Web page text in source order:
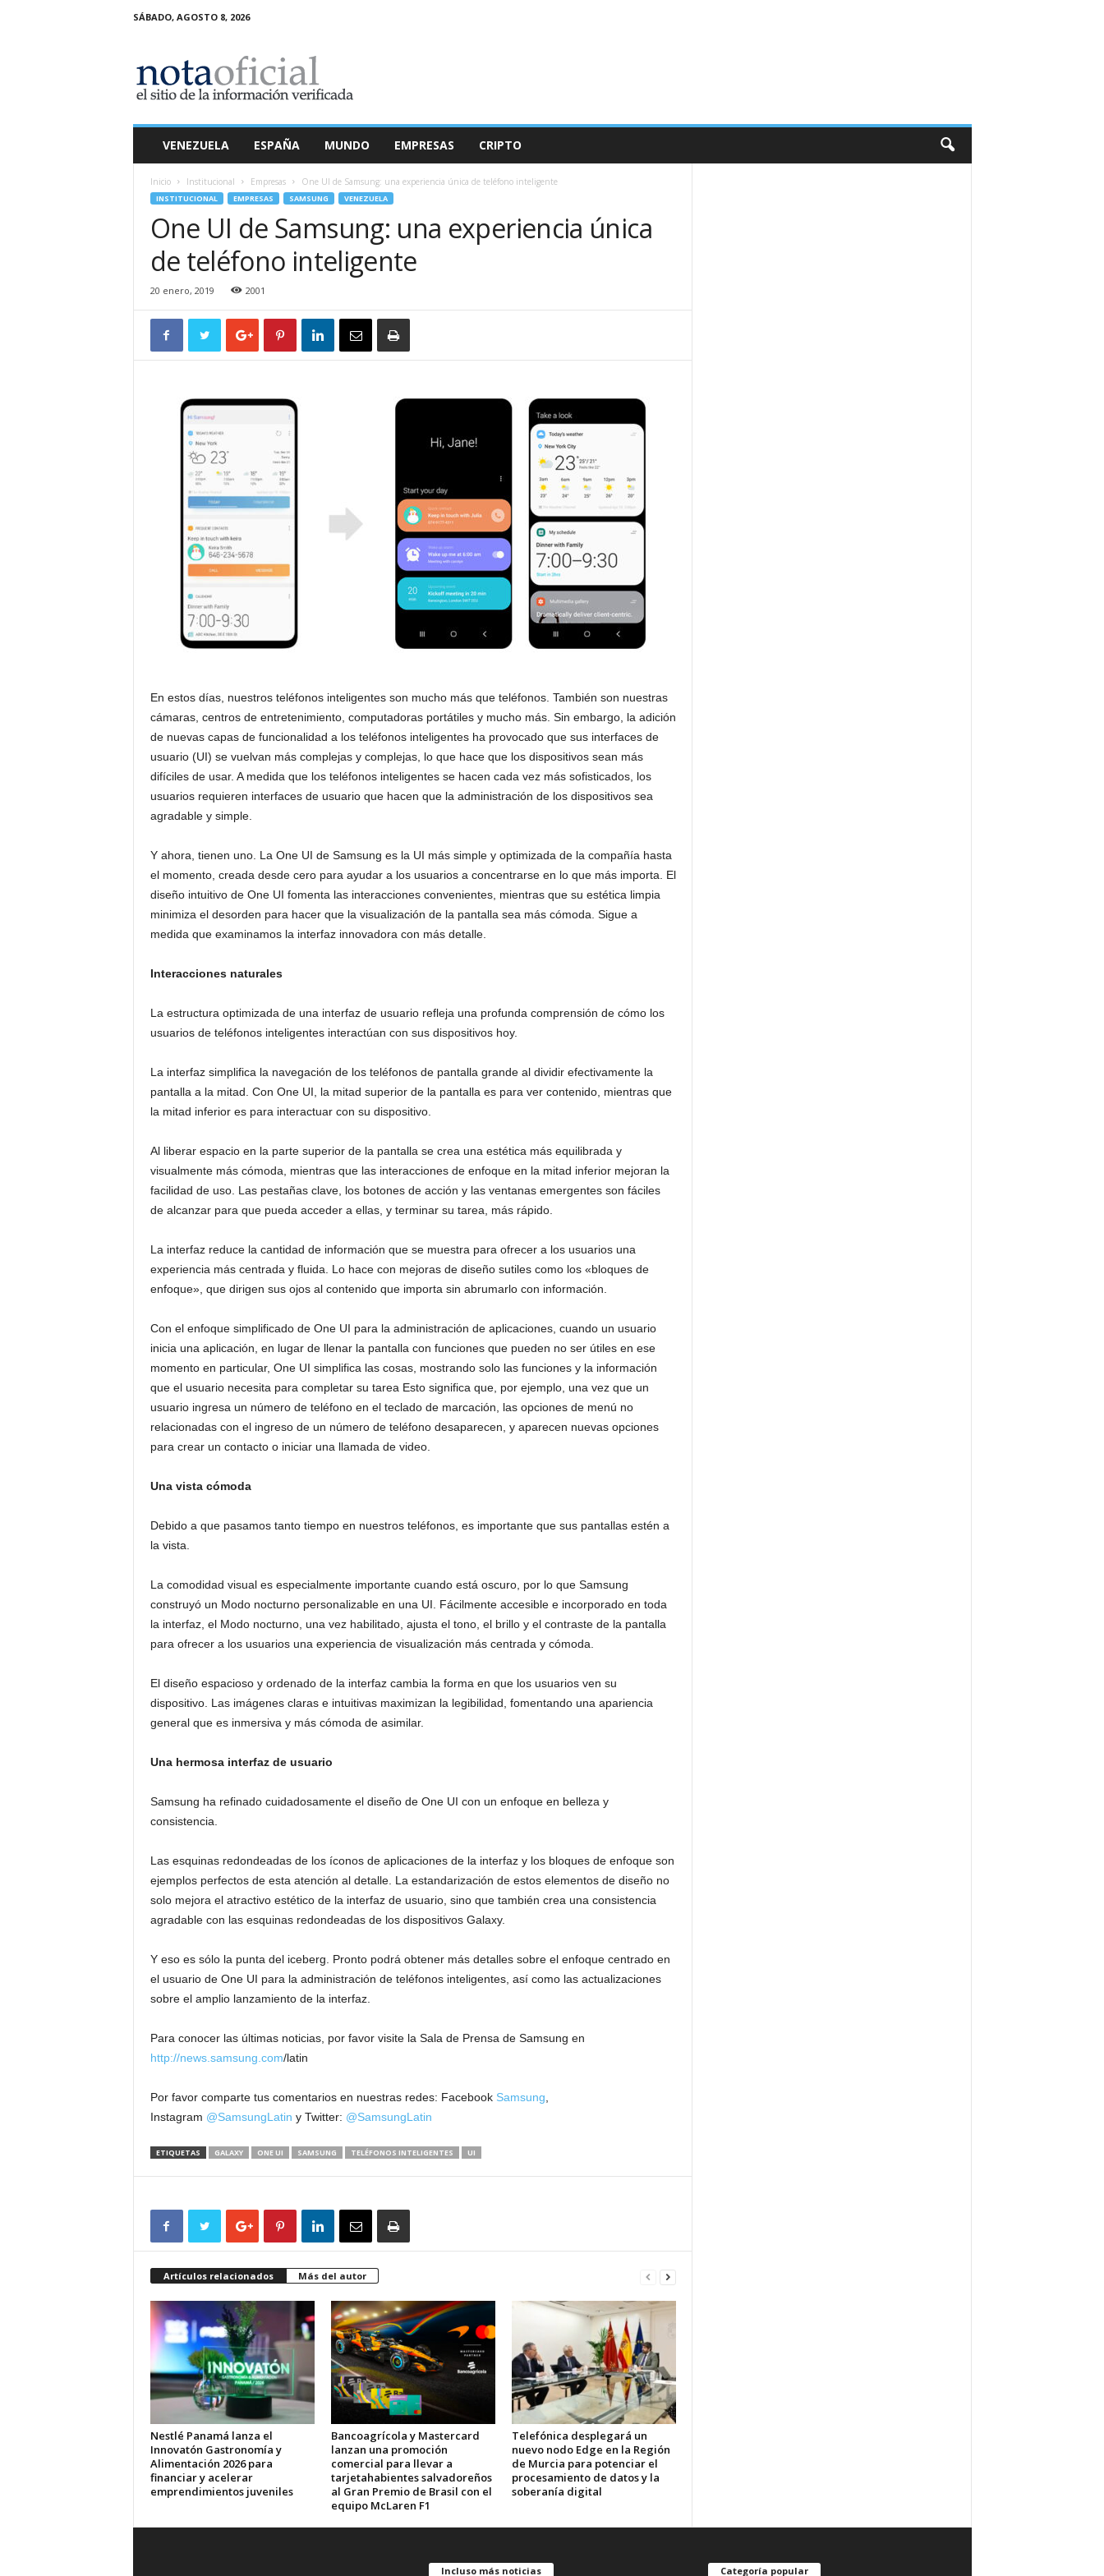
SÁBADO, AGOSTO 8, 2026
a
O
VENEZUELA ESPAÑA MUNDO EMPRESAS CRIPTO
Inicio Institucional Empresas One UI de Samsung: una experiencia única de teléfono inteligente
INSTITUCIONAL EMPRESAS SAMSUNG VENEZUELA
One UI de Samsung: una experiencia única
de teléfono inteligente
20 enero, 2019 2001
En estos días, nuestros teléfonos inteligentes son mucho más que teléfonos. También son nuestras
cámaras, centros de entretenimiento, computadoras portátiles y mucho más. Sin embargo, la adición
de nuevas capas de funcionalidad a los teléfonos inteligentes ha provocado que sus interfaces de
usuario (UI) se vuelvan más complejas y complejas, lo que hace que los dispositivos sean más
difíciles de usar. A medida que los teléfonos inteligentes se hacen cada vez más sofisticados, los
usuarios requieren interfaces de usuario que hacen que la administración de los dispositivos sea
agradable y simple.
Y ahora, tienen uno. La One UI de Samsung es la UI más simple y optimizada de la compañía hasta
el momento, creada desde cero para ayudar a los usuarios a concentrarse en lo que más importa. El
diseño intuitivo de One UI fomenta las interacciones convenientes, mientras que su estética limpia
minimiza el desorden para hacer que la visualización de la pantalla sea más cómoda. Sigue a
medida que examinamos la interfaz innovadora con más detalle.
Interacciones naturales
La estructura optimizada de una interfaz de usuario refleja una profunda comprensión de cómo los
usuarios de teléfonos inteligentes interactúan con sus dispositivos hoy.
La interfaz simplifica la navegación de los teléfonos de pantalla grande al dividir efectivamente la
pantalla a la mitad. Con One UI, la mitad superior de la pantalla es para ver contenido, mientras que
la mitad inferior es para interactuar con su dispositivo.
Al liberar espacio en la parte superior de la pantalla se crea una estética más equilibrada y
visualmente más cómoda, mientras que las interacciones de enfoque en la mitad inferior mejoran la
facilidad de uso. Las pestañas clave, los botones de acción y las ventanas emergentes son fáciles
de alcanzar para que pueda acceder a ellas, y terminar su tarea, más rápido.
La interfaz reduce la cantidad de información que se muestra para ofrecer a los usuarios una
experiencia más centrada y fluida. Lo hace con mejoras de diseño sutiles como los «bloques de
enfoque», que dirigen sus ojos al contenido que importa sin abrumarlo con información.
Con el enfoque simplificado de One UI para la administración de aplicaciones, cuando un usuario
inicia una aplicación, en lugar de llenar la pantalla con funciones que pueden no ser útiles en ese
momento en particular, One UI simplifica las cosas, mostrando solo las funciones y la información
que el usuario necesita para completar su tarea Esto significa que, por ejemplo, una vez que un
usuario ingresa un número de teléfono en el teclado de marcación, las opciones de menú no
relacionadas con el ingreso de un número de teléfono desaparecen, y aparecen nuevas opciones
para crear un contacto o iniciar una llamada de video.
Una vista cómoda
Debido a que pasamos tanto tiempo en nuestros teléfonos, es importante que sus pantallas estén a
la vista.
La comodidad visual es especialmente importante cuando está oscuro, por lo que Samsung
construyó un Modo nocturno personalizable en una UI. Fácilmente accesible e incorporado en toda
la interfaz, el Modo nocturno, una vez habilitado, ajusta el tono, el brillo y el contraste de la pantalla
para ofrecer a los usuarios una experiencia de visualización más centrada y cómoda.
El diseño espacioso y ordenado de la interfaz cambia la forma en que los usuarios ven su
dispositivo. Las imágenes claras e intuitivas maximizan la legibilidad, fomentando una apariencia
general que es inmersiva y más cómoda de asimilar.
Una hermosa interfaz de usuario
Samsung ha refinado cuidadosamente el diseño de One UI con un enfoque en belleza y
consistencia.
Las esquinas redondeadas de los íconos de aplicaciones de la interfaz y los bloques de enfoque son
ejemplos perfectos de esta atención al detalle. La estandarización de estos elementos de diseño no
solo mejora el atractivo estético de la interfaz de usuario, sino que también crea una consistencia
agradable con las esquinas redondeadas de los dispositivos Galaxy.
Y eso es sólo la punta del iceberg. Pronto podrá obtener más detalles sobre el enfoque centrado en
el usuario de One UI para la administración de teléfonos inteligentes, así como las actualizaciones
sobre el amplio lanzamiento de la interfaz.
Para conocer las últimas noticias, por favor visite la Sala de Prensa de Samsung en
http://news.samsung.com/latin
Por favor comparte tus comentarios en nuestras redes: Facebook Samsung
Instagram @SamsungLatin y Twitter: @SamsungLatin
ETIQUETAS GALAXY ONE UI SAMSUNG TELÉFONOS INTELIGENTES UI
Artículos relacionados Más del autor
Nestlé Panamá lanza el
Innovatón Gastronomía y
Alimentación 2026 para
financiar y acelerar
emprendimientos juveniles
Bancoagrícola y Mastercard
lanzan una promoción
comercial para llevar a
tarjetahabientes salvadoreños
al Gran Premio de Brasil con el
equipo McLaren F1
Telefónica desplegará un
nuevo nodo Edge en la Región
de Murcia para potenciar el
procesamiento de datos y la
soberanía digital
Incluso más noticias Categoría popular